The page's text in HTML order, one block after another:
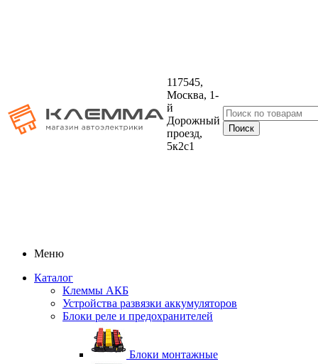
117545,
Москва, 1-
й
Дорожный
проезд,
5к2с1
Меню
Каталог
Клеммы АКБ
Устройства развязки аккумуляторов
Блоки реле и предохранителей
Блоки монтажные